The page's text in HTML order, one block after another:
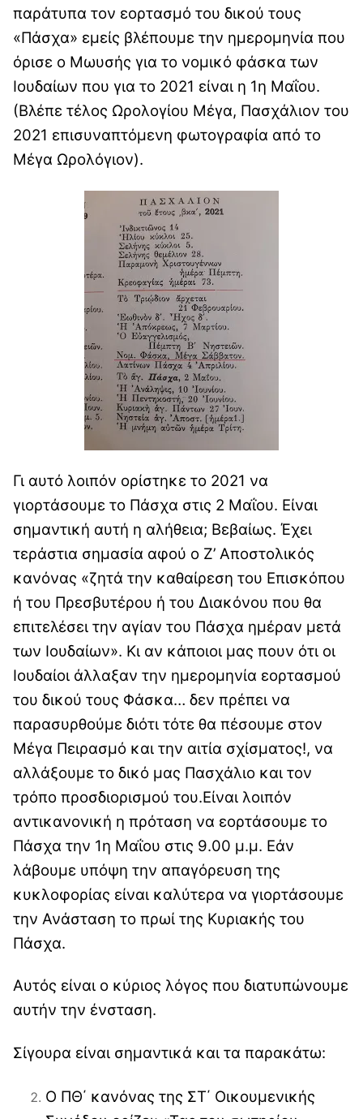
παράτυπα τον εορτασμό του δικού τους
«Πάσχα» εμείς βλέπουμε την ημερομηνία που
όρισε ο Μωυσής για το νομικό φάσκα των
Ιουδαίων που για το 2021 είναι η 1η Μαΐου.
(Βλέπε τέλος Ωρολογίου Μέγα, Πασχάλιον του
2021 επισυναπτόμενη φωτογραφία από το
Μέγα Ωρολόγιον).
Γι αυτό λοιπόν ορίστηκε το 2021 να
γιορτάσουμε το Πάσχα στις 2 Μαΐου. Είναι
σημαντική αυτή η αλήθεια; Βεβαίως. Έχει
τεράστια σημασία αφού ο Ζ’ Αποστολικός
κανόνας «ζητά την καθαίρεση του Επισκόπου
ή του Πρεσβυτέρου ή του Διακόνου που θα
επιτελέσει την αγίαν του Πάσχα ημέραν μετά
των Ιουδαίων». Κι αν κάποιοι μας πουν ότι οι
Ιουδαίοι άλλαξαν την ημερομηνία εορτασμού
του δικού τους Φάσκα… δεν πρέπει να
παρασυρθούμε διότι τότε θα πέσουμε στον
Μέγα Πειρασμό και την αιτία σχίσματος!, να
αλλάξουμε το δικό μας Πασχάλιο και τον
τρόπο προσδιορισμού του.Είναι λοιπόν
αντικανονική η πρόταση να εορτάσουμε το
Πάσχα την 1η Μαΐου στις 9.00 μ.μ. Εάν
λάβουμε υπόψη την απαγόρευση της
κυκλοφορίας είναι καλύτερα να γιορτάσουμε
την Ανάσταση το πρωί της Κυριακής του
Πάσχα.
Αυτός είναι ο κύριος λόγος που διατυπώνουμε
αυτήν την ένσταση.
Σίγουρα είναι σημαντικά και τα παρακάτω:
Ο ΠΘ΄ κανόνας της ΣΤ΄ Οικουμενικής